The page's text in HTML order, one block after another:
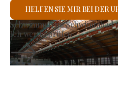
HELFEN SIE MIR BEI DER
Erzeugermarkt
Ich werde prüfen